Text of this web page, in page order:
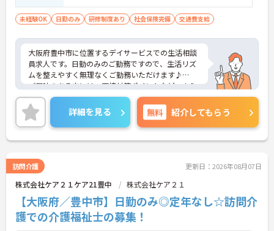
未経験OK 日勤のみ 研修制度あり 社会保険完備 交通費支給
大阪府豊中市に位置するデイサービスでの生活相談
員求人です。日勤のみのご勤務ですので、生活リズ
ムを整えやすく無理なくご勤務いただけます♪
ご興味のある方には、面接対策ポイントなど、さら
に詳細をお話しいたしますのでお気軽にご相談くだ
さい！
詳細を見る 無料 紹介してもらう
訪問介護 更新日：2026年08月07日
株式会社ケア２１ケア21豊中 株式会社ケア２１
【大阪府／豊中市】日勤のみ◎定年なし☆訪問介
護での介護福祉士の募集！